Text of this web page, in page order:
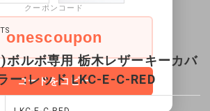
ボルボ専用 栃木レザーキーカバ
ー:レッド LKC-E-C-RED
クーポンコード
onescoupon
コードをコピー